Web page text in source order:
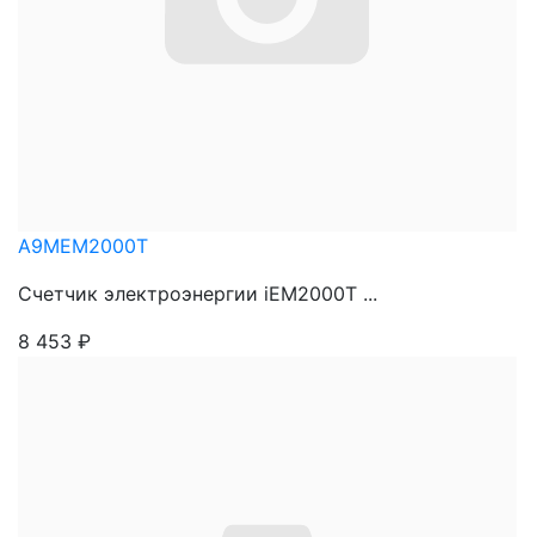
A9MEM2000T
Счетчик электроэнергии iEM2000T ...
8 453 ₽